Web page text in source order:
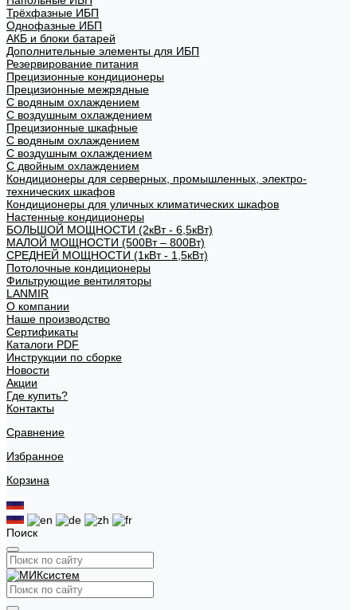
Трёхфазные ИБП
Однофазные ИБП
АКБ и блоки батарей
Дополнительные элементы для ИБП
Резервирование питания
Прецизионные кондиционеры
Прецизионные межрядные
С водяным охлаждением
С воздушным охлаждением
Прецизионные шкафные
С водяным охлаждением
С воздушным охлаждением
С двойным охлаждением
Кондиционеры для серверных, промышленных, электро-
технических шкафов
Кондиционеры для уличных климатических шкафов
Настенные кондиционеры
БОЛЬШОЙ МОЩНОСТИ (2кВт - 6,5кВт)
МАЛОЙ МОЩНОСТИ (500Вт – 800Вт)
СРЕДНЕЙ МОЩНОСТИ (1кВт - 1,5кВт)
Потолочные кондиционеры
Фильтрующие вентиляторы
LANMIR
О компании
Наше производство
Сертификаты
Каталоги PDF
Инструкции по сборке
Новости
Акции
Где купить?
Контакты
Сравнение
Избранное
Корзина
Поиск